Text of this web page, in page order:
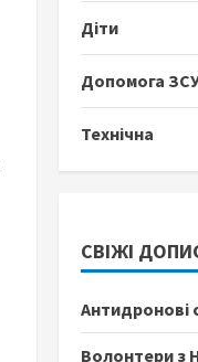
Діти
Допомога
Технічна
СВІЖІ
Антидронові
Волонтери з